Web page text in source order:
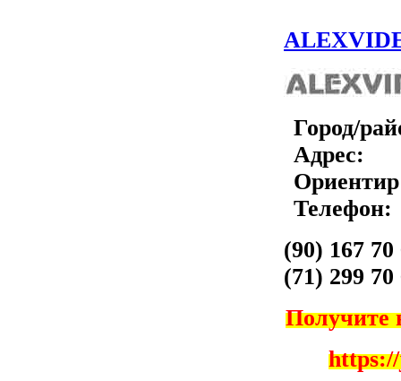
Город/
Адрес:
Телефон:
(90) 167 70
(71) 299
Получите